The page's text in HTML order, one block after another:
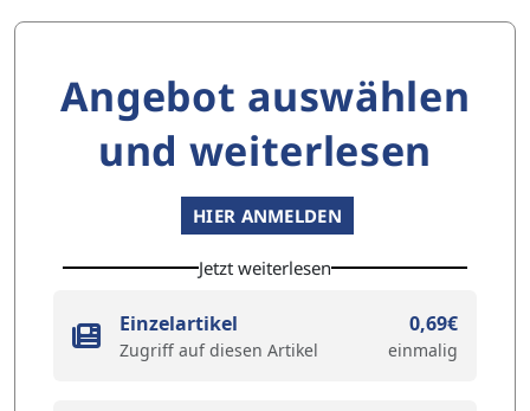
Angebot auswählen
und weiterlesen
HIER ANMELDEN
Jetzt weiterlesen
Einzelartikel
Zugriff auf diesen Artikel
0,69€
einmalig